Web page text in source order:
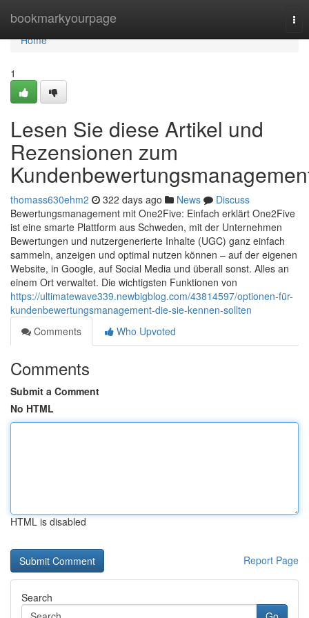
bookmarkyourpage
Home
Home
1
Lesen Sie diese Artikel und
Rezensionen zum
thomass630ehm2 322 days ago News
Discuss
Bewertungsmanagement mit One2Five: Einfach erklärt One2Five
ist eine smarte Plattform aus Schweden, mit der Unternehmen
Bewertungen und nutzergenerierte Inhalte (UGC) ganz einfach
sammeln, anzeigen und optimal nutzen können – auf der eigenen
Website, in Google, auf Social Media und überall sonst. Alles an
einem Ort verwaltet. Die wichtigsten Funktionen von
https://ultimatewave339.newbigblog.com/43814597/optionen-für-
kundenbewertungsmanagement-die-sie-kennen-sollten
Comments
Who Upvoted
Comments
Submit a Comment
No HTML
HTML is disabled
Report Page
Search